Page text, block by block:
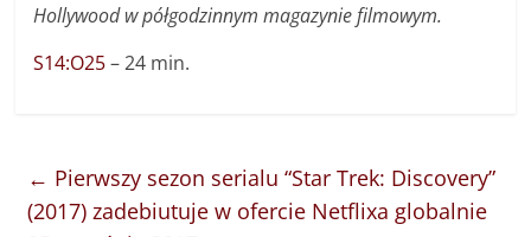
Hollywood w półgodzinnym magazynie filmowym.
S14:O25– 24 min.
← Pierwszy sezon serialu “Star Trek: Discovery”
(2017) zadebiutuje w ofercie Netflixa globalnie